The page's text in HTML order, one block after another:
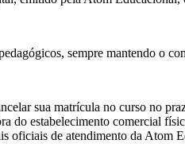
sempre mantendo o
sua matrícula no curso no
do estabelecimento comercial
oficiais de atendimento da Atom